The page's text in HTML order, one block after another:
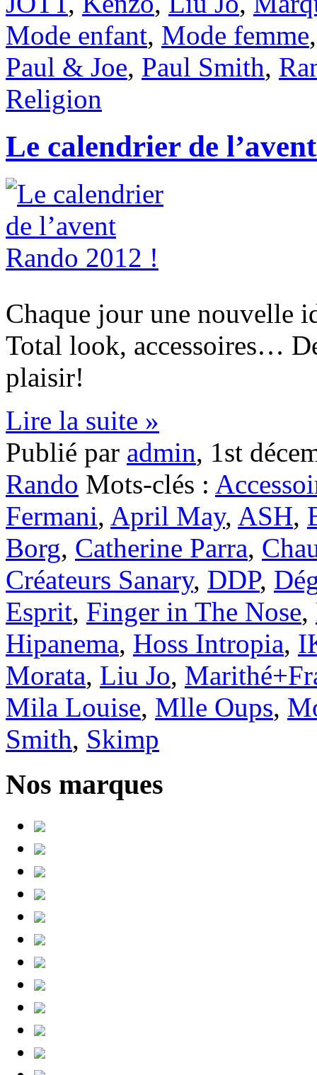
Mode enfant, Mode femme
Paul & Joe, Paul Smith,
Religion
Le calendrier de
Chaque jour une nouvelle
Total look, accessoires…
plaisir!
Lire la suite »
Publié par admin, 1st
Rando Mots-clés :
Fermani, April May, ASH,
Borg, Catherine Parra,
Créateurs Sanary, DDP,
Esprit, Finger in The Nose,
Hipanema, Hoss Intropia,
Morata, Liu Jo,
Mila Louise, Mlle Oups,
Smith, Skimp
Nos marques